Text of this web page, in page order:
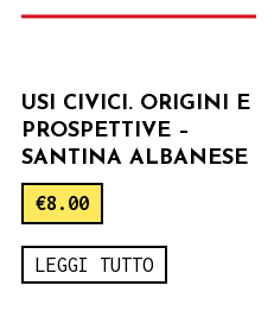
USI CIVICI. ORIGINI E
PROSPETTIVE –
SANTINA ALBANESE
€8.00
LEGGI TUTTO